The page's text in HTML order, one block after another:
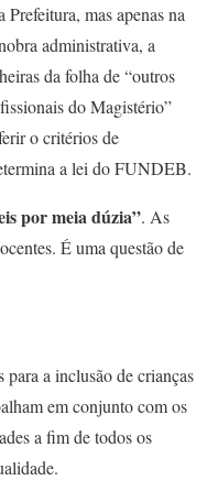
mas apenas na
administrativa, a
da folha de “outros
do Magistério”
o critérios de
a lei do FUNDEB.
por meia dúzia”. As
É uma questão de
a inclusão de crianças
em conjunto com os
a fim de todos os